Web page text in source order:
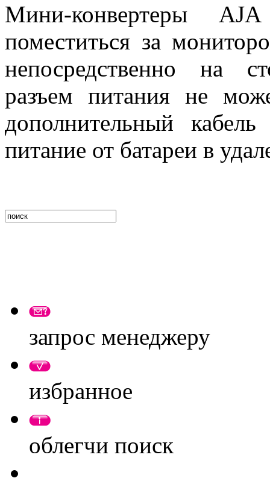
Мини-конвертеры
поместиться за
непосредственно на
разъем питания не
дополнительный
питание от батареи в
запрос менеджеру
избранное
облегчи поиск